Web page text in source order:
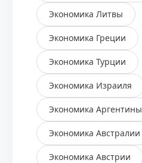
Экономика Литвы
Экономика Греции
Экономика Турции
Экономика Израиля
Экономика Аргентины
Экономика Австралии
Экономика Австрии